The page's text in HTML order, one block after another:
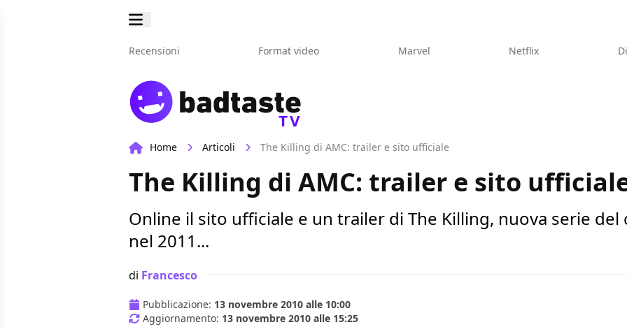
Recensioni Format video Marvel Netflix
TV
Home Articoli The Killing di AMC: trailer e sito ufficiale
The Killing di AMC: trailer e sito
Online il sito ufficiale e un trailer di The Killing, nuova serie del
nel 2011...
di Francesco
Pubblicazione: 13 novembre 2010 alle 10:00
Aggiornamento: 13 novembre 2010 alle 15:25